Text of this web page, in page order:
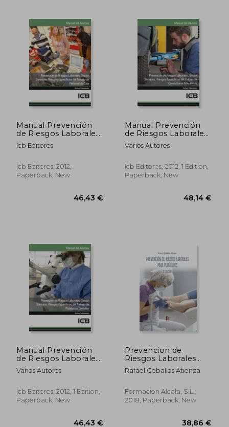
93,01 €
Manual Prevención
de Riesgos Laborales.
Sector Servicios:
Riesgos Específicos
Personal de Caja (in
Spanish)
Icb Editores
Icb Editores, 2012,
Paperback, New
Manual Prevención
de Riesgos Laborales.
Sector Servicios:
Riesgos Específicos
Conductores
Mecánicos (in
Varios Autores
Icb Editores, 2012, 1 Edition,
Paperback, New
Manual Prevención
de Riesgos Laborales.
Sector Sanitario:
Riesgos Específicos
Protésicos Dentales
(in Spanish)
Varios Autores
Icb Editores, 2012, 1 Edition,
Paperback, New
Prevencion de
Riesgos Laborales
Para Podologos 2
Edición (in Spanish)
Rafael Ceballos Atienza
Formacion Alcala, S.L.,
2018, Paperback, New